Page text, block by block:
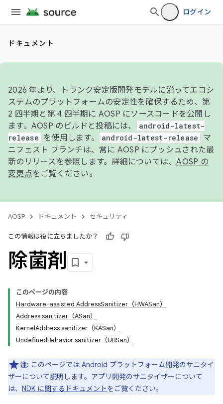
ログイン
ドキュメント
2026 年より、トランク安定版開発モデルに沿ってエコシ
ステムのプラットフォームの安定性を確保するため、第
2 四半期と第 4 四半期に AOSP にソースコードを公開し
ます。AOSP のビルドと投稿には、
android-latest-
release
を使用します。 android-latest-release
マ
ニフェスト ブランチは、常に AOSP にプッシュされた最
新のリリースを参照します。詳細については、AOSP の
変更点をご覧ください。
AOSP ドキュメント セキュリティ
この情報は役に立ちましたか？
除菌剤
このページの内容
Hardware-assisted AddressSanitizer（HWASan）
Address sanitizer（ASan）
KernelAddress sanitizer（KASan）
UndefinedBehavior sanitizer（UBSan）
注: このページでは Android プラットフォーム開発のサニタイ
ザーについて説明します。アプリ開発のサニタイザーについて
は、 NDK に関するドキュメントをご覧ください。